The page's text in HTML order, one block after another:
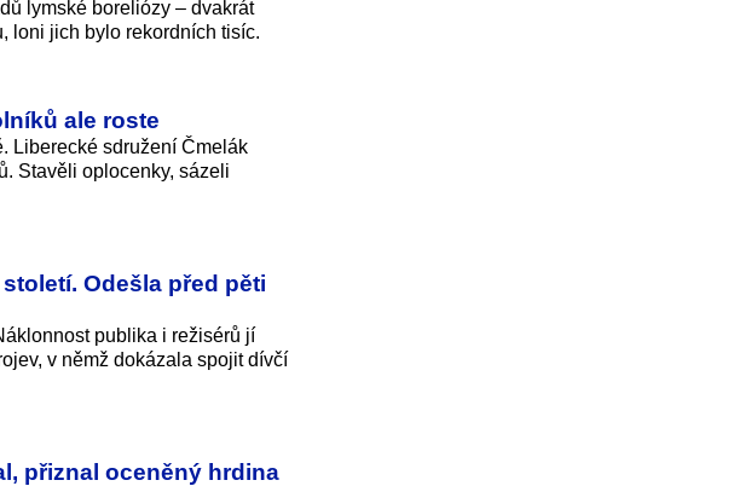
lymské boreliózy – dvakrát
loni jich bylo rekordních tisíc.
ale roste
Liberecké sdružení Čmelák
Stavěli oplocenky, sázeli
Odešla před pěti
publika i režisérů jí
v němž dokázala spojit dívčí
přiznal oceněný hrdina